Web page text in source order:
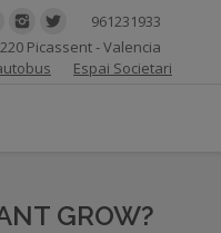
961231933
Picassent - Valencia
Espai Societari
GROW?